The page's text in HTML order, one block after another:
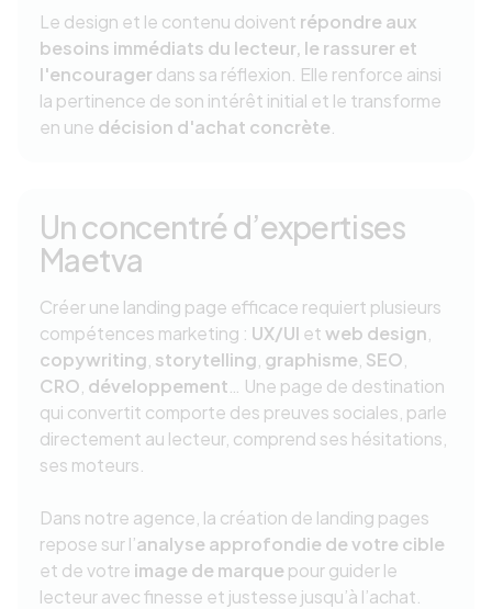
Le design et le contenu doivent répondre aux
besoins immédiats du lecteur, le rassurer et
l'encourager dans sa réflexion. Elle renforce ainsi
la pertinence de son intérêt initial et le transforme
en une décision d'achat concrète
Un concentré d’expertises
Maetva
Créer une landing page efficace requiert plusieurs
compétences marketing : UX/UI etweb design
copywriting storytelling graphisme SEO
CRO développement … Une page de destination
qui convertit comporte des preuves sociales, parle
directement au lecteur, comprend ses hésitations,
ses moteurs.
Dans notre agence, la création de landing pages
repose sur l’analyse approfondie de votre cible
et de votre image de marque pour guider le
lecteur avec finesse et justesse jusqu’à l’achat.